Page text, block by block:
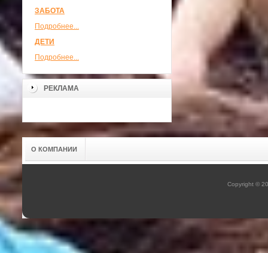
ЗАБОТА
Подробнее...
ДЕТИ
Подробнее...
РЕКЛАМА
О КОМПАНИИ
Copyright ©